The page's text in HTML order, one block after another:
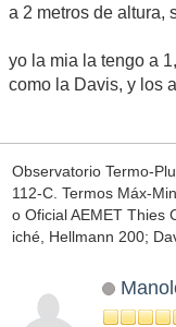
a 2 metros de altura,
yo la mia la tengo a
como la Davis, y los
Observatorio Termo-
112-C. Termos Máx-
o Oficial AEMET Thies
iché, Hellmann 200;